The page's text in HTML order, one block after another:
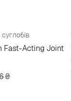
Fast-Acting Joint
₴